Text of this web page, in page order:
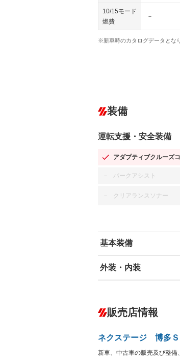
10/15モード
燃費
－
※新車時のカタログデータとな
装備
運転支援・安全装備
アダプティブクルーズ
－ パークアシスト
－ クリアランスソナー
基本装備
エアバッグ：運転席/助
－ ダウンヒルアシストコン
Bluetooth接続
外装・内装
オーディオ：CDまたは
－
ヘッドライトウォッシャ
ー
LEDヘッドランプ
販売店情報
ネクステージ 博多Ｓ
新車、中古車の販売及び整